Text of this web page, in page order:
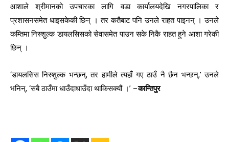
आशाले श्रीमानको उपचारका लागि वडा कार्यालयदेखि नगरपालिका र
प्रशासनसमेत धाइसकेकी छिन् । तर कतैबाट पनि उनले राहत पाइनन् । उनले
कम्तिमा निस्शुल्क डायलसिसको सेवासमेत पाउन सके निकै राहत हुने आशा गरेकी
छिन् ।
‘डायलसिस निस्शुल्क भन्छन्, तर हामीले त्यहांँ गए ठाउँ नै छैन भन्छन्,’ उनले
भनिन्, ‘सबै ठाउँमा धाउँदाधाउँदा थाकिसक्यौं ।’ –कान्तिपुर